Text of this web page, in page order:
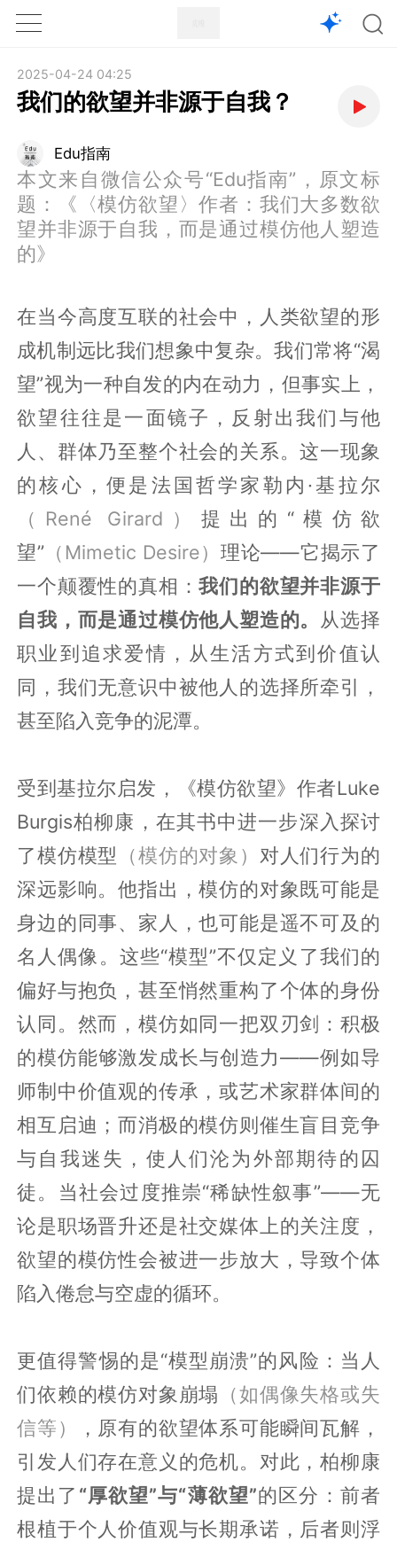
1X
2025-04-24 04:25
我们的欲望并非源于自我？
Edu指南
本文来自微信公众号“Edu指南”，原文标
题：《〈模仿欲望〉作者：我们大多数欲
望并非源于自我，而是通过模仿他人塑造
的》
在当今高度互联的社会中，人类欲望的形
成机制远比我们想象中复杂。我们常将“渴
望”视为一种自发的内在动力，但事实上，
欲望往往是一面镜子，反射出我们与他
人、群体乃至整个社会的关系。这一现象
的核心，便是法国哲学家勒内·基拉尔
（René Girard） 提出的“模仿欲
望” （Mimetic Desire）理论——它揭示了
一个颠覆性的真相：我们的欲望并非源于
自我，而是通过模仿他人塑造的。 从选择
职业到追求爱情，从生活方式到价值认
同，我们无意识中被他人的选择所牵引，
甚至陷入竞争的泥潭。
受到基拉尔启发，《模仿欲望》作者Luke
Burgis柏柳康，在其书中进一步深入探讨
了模仿模型
（模仿的对象） 对人们行为的
深远影响。他指出，模仿的对象既可能是
身边的同事、家人，也可能是遥不可及的
名人偶像。这些“模型”不仅定义了我们的
偏好与抱负，甚至悄然重构了个体的身份
认同。然而，模仿如同一把双刃剑：积极
的模仿能够激发成长与创造力——例如导
师制中价值观的传承，或艺术家群体间的
相互启迪；而消极的模仿则催生盲目竞争
与自我迷失，使人们沦为外部期待的囚
徒。当社会过度推崇“稀缺性叙事”——无
论是职场晋升还是社交媒体上的关注度，
欲望的模仿性会被进一步放大，导致个体
陷入倦怠与空虚的循环。
更值得警惕的是“模型崩溃”的风险：当人
们依赖的模仿对象崩塌 （如偶像失格或失
信等）
，原有的欲望体系可能瞬间瓦解，
引发人们存在意义的危机。对此，柏柳康
提出了 “厚欲望”与“薄欲望”的区分：前者
根植于个人价值观与长期承诺，后者则浮